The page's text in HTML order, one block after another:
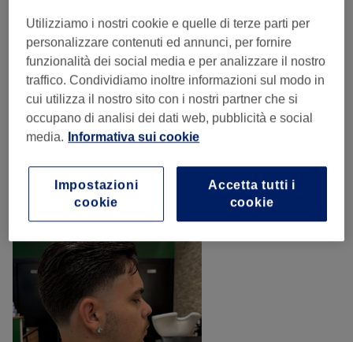
Effetti Luce da € 75
Bambini E Bambine € 10
Barba E Capelli Uomo (3 ) da € 10
Il nostro lavoro
Tocca l'immagine per vedere più dettagli
Utilizziamo i nostri cookie e quelle di terze parti per
personalizzare contenuti ed annunci, per fornire
funzionalità dei social media e per analizzare il nostro
traffico. Condividiamo inoltre informazioni sul modo in
cui utilizza il nostro sito con i nostri partner che si
occupano di analisi dei dati web, pubblicità e social
media. Informativa sui cookie
Accetta tutti i
cookie
Impostazioni
cookie